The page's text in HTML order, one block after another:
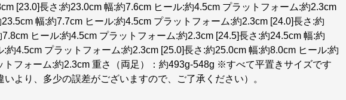
[23.0]長さ:約23.0cm 幅:約7.6cm ヒール:約4.5cm プラットフォーム:約2.3cm
23.5cm 幅:約7.7cm ヒール:約4.5cm プラットフォーム:約2.3cm [24.0]長さ:約
7.8cm ヒール:約4.5cm プラットフォーム:約2.3cm [24.5]長さ:約24.5cm 幅:約
:約4.5cm プラットフォーム:約2.3cm [25.0]長さ:約25.0cm 幅:約8.0cm ヒール:約
トフォーム:約2.3cm 重さ（両足）：約493g-548g ※すべて平置きサイズです
いより、多少の誤差がございますので、ご了承ください）。